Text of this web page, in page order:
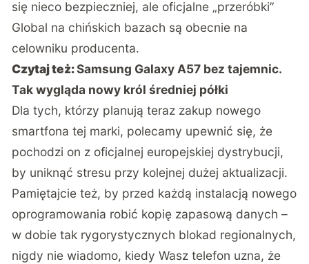
się nieco bezpieczniej, ale oficjalne „przeróbki”
Global na chińskich bazach są obecnie na
celowniku producenta.
Czytaj też:Samsung Galaxy A57 bez tajemnic.
Tak wygląda nowy król średniej półki
Dla tych, którzy planują teraz zakup nowego
smartfona tej marki, polecamy upewnić się, że
pochodzi on z oficjalnej europejskiej dystrybucji,
by uniknąć stresu przy kolejnej dużej aktualizacji.
Pamiętajcie też, by przed każdą instalacją nowego
oprogramowania robić kopię zapasową danych –
w dobie tak rygorystycznych blokad regionalnych,
nigdy nie wiadomo, kiedy Wasz telefon uzna, że